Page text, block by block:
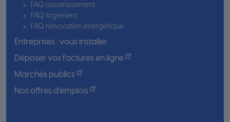
FAQ assainissement
FAQ logement
FAQ rénovation énergétique
Entreprises : vous installer
Déposer vos factures en ligne
Marchés publics
Nos offres d’emplois